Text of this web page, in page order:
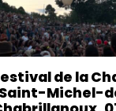
de la
Michel-